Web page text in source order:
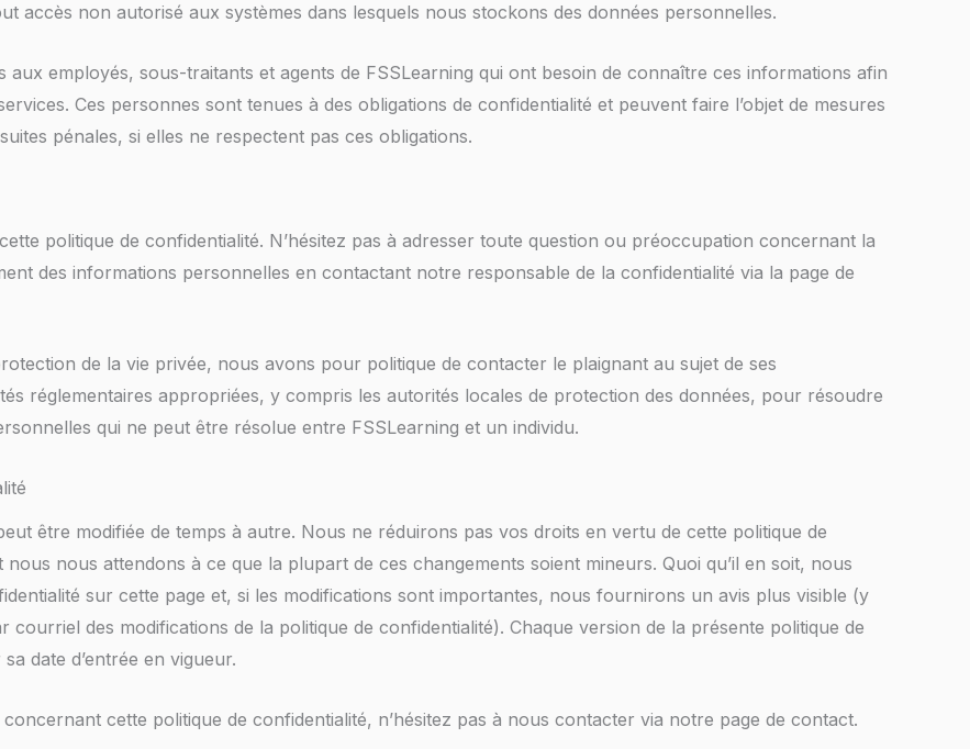
accès non autorisé aux systèmes dans lesquels nous stockons des données personnelles.
aux employés, sous-traitants et agents de FSSLearning qui ont besoin de connaître ces informations afin
Ces personnes sont tenues à des obligations de confidentialité et peuvent faire l’objet de mesures
pénales, si elles ne respectent pas ces obligations.
politique de confidentialité. N’hésitez pas à adresser toute question ou préoccupation concernant la
des informations personnelles en contactant notre responsable de la confidentialité via la page de
de la vie privée, nous avons pour politique de contacter le plaignant au sujet de ses
réglementaires appropriées, y compris les autorités locales de protection des données, pour résoudre
qui ne peut être résolue entre FSSLearning et un individu.
être modifiée de temps à autre. Nous ne réduirons pas vos droits en vertu de cette politique de
nous attendons à ce que la plupart de ces changements soient mineurs. Quoi qu’il en soit, nous
sur cette page et, si les modifications sont importantes, nous fournirons un avis plus visible (y
des modifications de la politique de confidentialité). Chaque version de la présente politique de
date d’entrée en vigueur.
cette politique de confidentialité, n’hésitez pas à nous contacter via notre page de contact.